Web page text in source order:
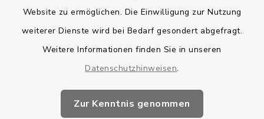
Website zu ermöglichen. Die Einwilligung zur Nutzung
weiterer Dienste wird bei Bedarf gesondert abgefragt.
Weitere Informationen finden Sie in unseren
Datenschutzhinweisen.
Zur Kenntnis genommen
Barrierefreiheit